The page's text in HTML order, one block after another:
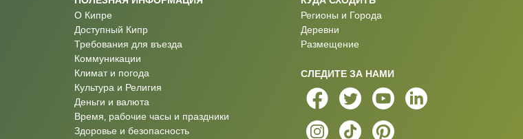
О Кипре
Доступный Кипр
Требования для въезда
Коммуникации
Климат и погода
Культура и Религия
Деньги и валюта
Время, рабочие часы и праздники
Здоровье и безопасность
Регионы и Города
Деревни
Размещение
СЛЕДИТЕ ЗА НАМИ